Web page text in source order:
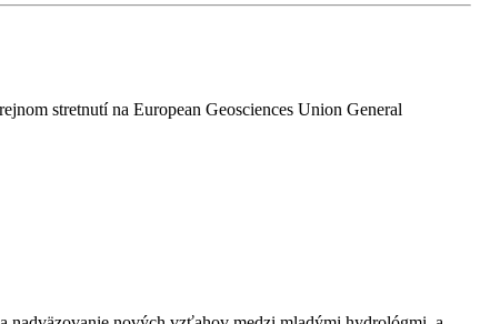
stretnutí na European Geosciences Union General